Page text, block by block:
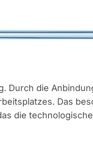
Durch die
Das
die